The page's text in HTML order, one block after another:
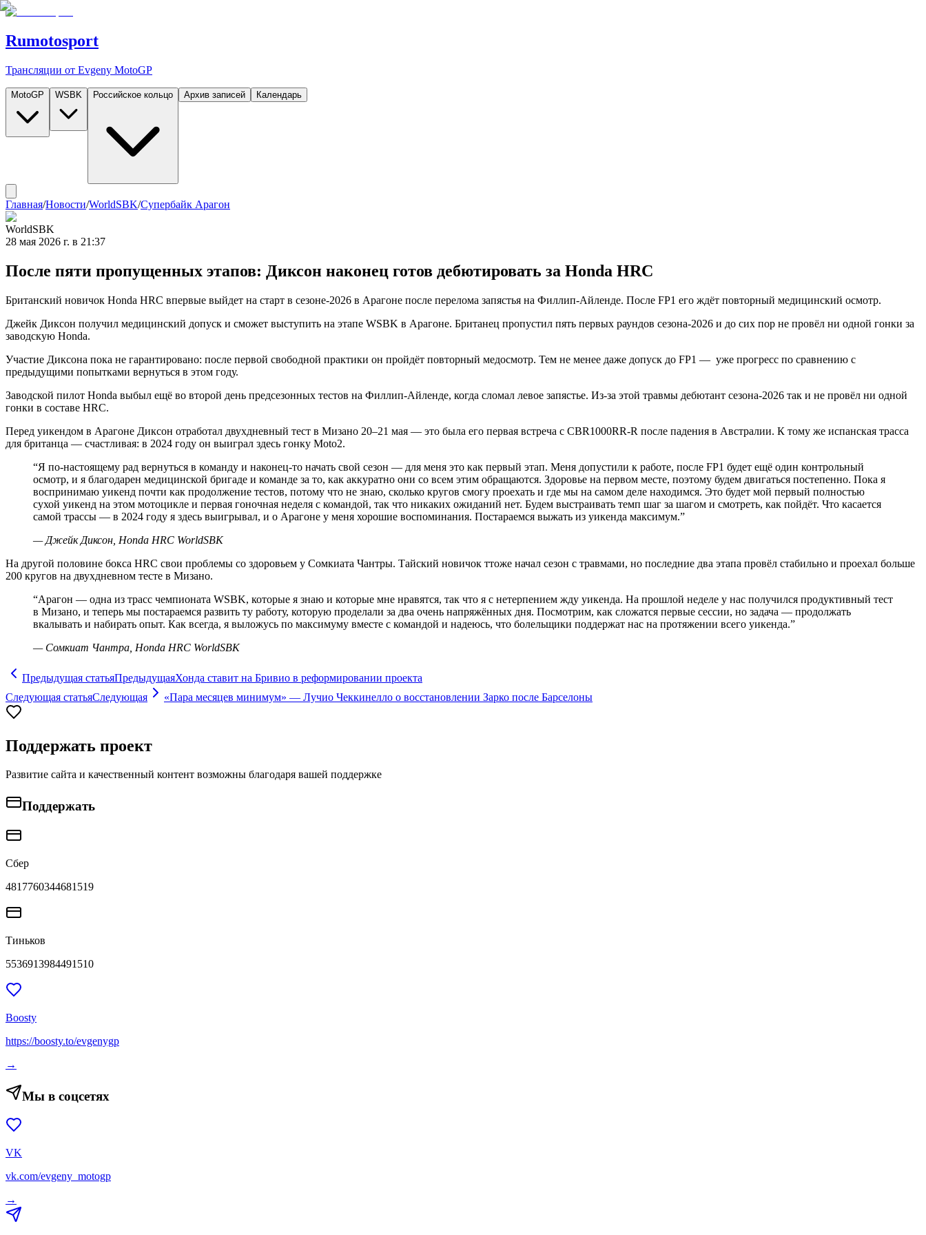
Rumotosport
Трансляции от Evgeny MotoGP
MotoGP WSBK Российское кольцо Архив записей Календарь
Главная/Новости/WorldSBK/Супербайк Арагон
WorldSBK
28 мая 2026 г. в 21:37
После пяти пропущенных этапов: Диксон наконец готов дебютировать за Honda HRC
Британский новичок Honda HRC впервые выйдет на старт в сезоне-2026 в Арагоне после перелома запястья на Филлип-Айленде. После FP1 его ждёт повторный медицинский осмотр.
Джейк Диксон получил медицинский допуск и сможет выступить на этапе WSBK в Арагоне. Британец пропустил пять первых раундов сезона-2026 и до сих пор не провёл ни одной гонки за
заводскую Honda.
Участие Диксона пока не гарантировано: после первой свободной практики он пройдёт повторный медосмотр. Тем не менее даже допуск до FP1 — уже прогресс по сравнению с
предыдущими попытками вернуться в этом году.
Заводской пилот Honda выбыл ещё во второй день предсезонных тестов на Филлип-Айленде, когда сломал левое запястье. Из-за этой травмы дебютант сезона-2026 так и не провёл ни одной
гонки в составе HRC.
Перед уикендом в Арагоне Диксон отработал двухдневный тест в Мизано 20–21 мая — это была его первая встреча с CBR1000RR-R после падения в Австралии. К тому же испанская трасса
для британца — счастливая: в 2024 году он выиграл здесь гонку Moto2.
“Я по-настоящему рад вернуться в команду и наконец-то начать свой сезон — для меня это как первый этап. Меня допустили к работе, после FP1 будет ещё один контрольный
осмотр, и я благодарен медицинской бригаде и команде за то, как аккуратно они со всем этим обращаются. Здоровье на первом месте, поэтому будем двигаться постепенно. Пока я
воспринимаю уикенд почти как продолжение тестов, потому что не знаю, сколько кругов смогу проехать и где мы на самом деле находимся. Это будет мой первый полностью
сухой уикенд на этом мотоцикле и первая гоночная неделя с командой, так что никаких ожиданий нет. Будем выстраивать темп шаг за шагом и смотреть, как пойдёт. Что касается
самой трассы — в 2024 году я здесь выигрывал, и о Арагоне у меня хорошие воспоминания. Постараемся выжать из уикенда максимум.”
— Джейк Диксон, Honda HRC WorldSBK
На другой половине бокса HRC свои проблемы со здоровьем у Сомкиата Чантры. Тайский новичок ттоже начал сезон с травмами, но последние два этапа провёл стабильно и проехал больше
200 кругов на двухдневном тесте в Мизано.
“Арагон — одна из трасс чемпионата WSBK, которые я знаю и которые мне нравятся, так что я с нетерпением жду уикенда. На прошлой неделе у нас получился продуктивный тест
в Мизано, и теперь мы постараемся развить ту работу, которую проделали за два очень напряжённых дня. Посмотрим, как сложатся первые сессии, но задача — продолжать
вкалывать и набирать опыт. Как всегда, я выложусь по максимуму вместе с командой и надеюсь, что болельщики поддержат нас на протяжении всего уикенда.”
— Сомкиат Чантра, Honda HRC WorldSBK
Предыдущая статьяПредыдущаяХонда ставит на Бривио в реформировании проекта
Следующая статьяСледующая «Пара месяцев минимум» — Лучио Чеккинелло о восстановлении Зарко после Барселоны
Поддержать проект
Развитие сайта и качественный контент возможны благодаря вашей поддержке
Поддержать
Сбер
4817760344681519
Тиньков
5536913984491510
Boosty
https://boosty.to/evgenygp
→
Мы в соцсетях
VK
vk.com/evgeny_motogp
→